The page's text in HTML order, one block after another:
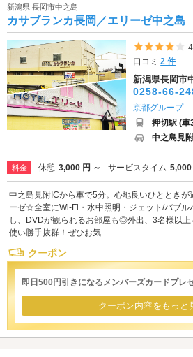
新潟県 長岡市中之島
カサブランカ長岡／エリーゼ中之島
口コミ2 件
新潟県長岡市
0258-66-
京都グループ
押切駅 (車
中之島見
料金 休憩 3,000 円 ～ サービスタイム 5,000
中之島見附ICから車で5分。心地良いひとときが
ーゼ☆全室にWi-Fi・水中照明・ジェット/バブル
し、DVDが観られるお部屋も◎外出、3名様以
使い勝手抜群！ぜひお気...
クーポン
即日500円引きになるメンバーズカードプレ
クーポン内容をもっと